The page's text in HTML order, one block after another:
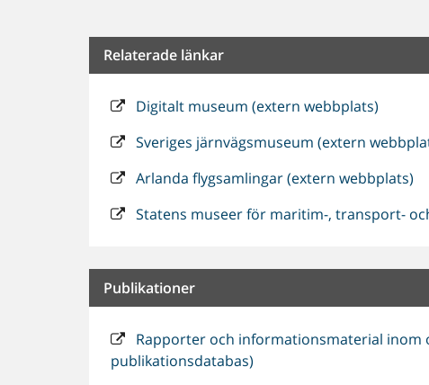
Relaterade länkar
Digitalt museum (extern webbplats)
Sveriges järnvägsmuseum (extern
Arlanda flygsamlingar (extern webbplats)
Statens museer för maritim-, transport-
Publikationer
Rapporter och informationsmaterial
publikationsdatabas)